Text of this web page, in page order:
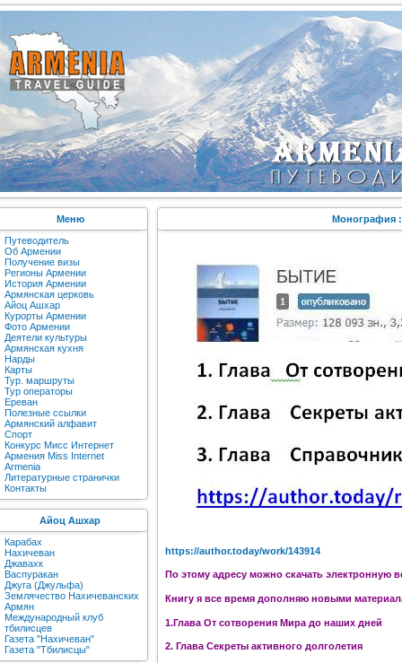
Меню
Путеводитель
Об Армении
Получение визы
Регионы Армении
История Армении
Армянская церковь
Айоц Ашхар
Курорты Армении
Фото Армении
Деятели культуры
Армянская кухня
Нарды
Карты
Тур. маршруты
Тур операторы
Ереван
Полезные ссылки
Армянский алфавит
Спорт
Конкурс Мисс Интернет
Армения Miss Internet
Armenia
Литературные странички
Контакты
Айоц Ашхар
Карабах
Нахичеван
Джавахк
Васпуракан
Джуга (Джульфа)
Землячество Нахичеванских
Армян
Международный клуб
тбилисцев
Газета "Нахичеван"
Газета "Тбилисцы"
Монография
https://author.today/work/143914
По этому адресу можно скачать электронную
Книгу я все время дополняю новыми
1.Глава От сотворения Мира до наших дней
2. Глава Секреты активного долголетия